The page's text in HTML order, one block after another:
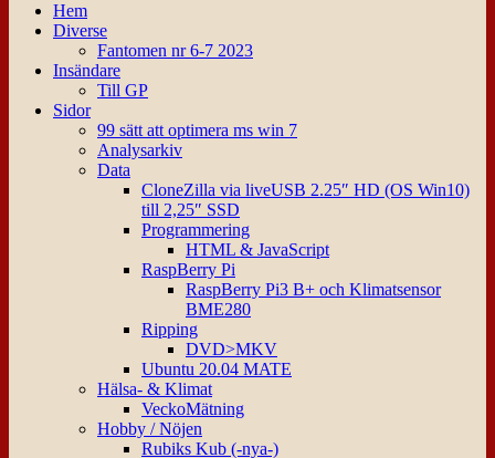
Hem
Diverse
Fantomen nr 6-7 2023
Insändare
Till GP
Sidor
99 sätt att optimera ms win 7
Analysarkiv
Data
CloneZilla via liveUSB 2.25″ HD (OS Win10)
till 2,25″ SSD
Programmering
HTML & JavaScript
RaspBerry Pi
RaspBerry Pi3 B+ och Klimatsensor
BME280
Ripping
DVD>MKV
Ubuntu 20.04 MATE
Hälsa- & Klimat
VeckoMätning
Hobby / Nöjen
Rubiks Kub (-nya-)